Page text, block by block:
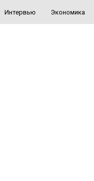
Интервью Экономика